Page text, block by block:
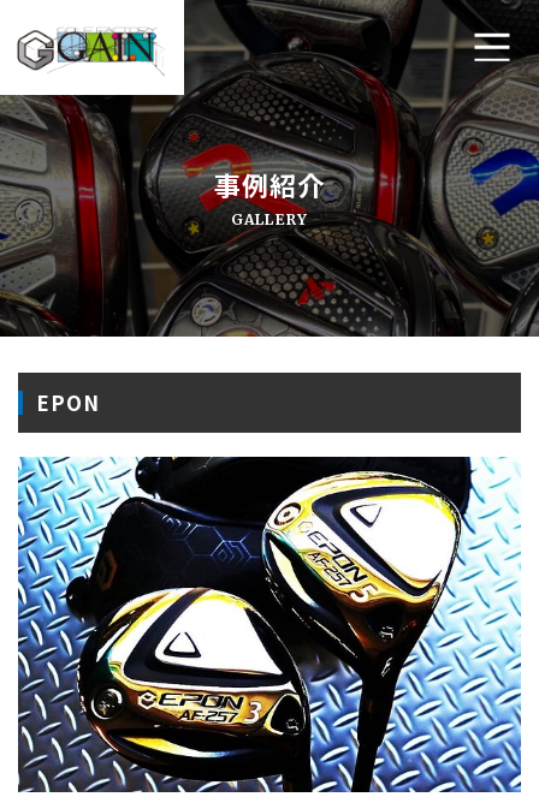
ホーム
ゴルフ工房ゲインについて
工房メニュー
アクセス・店舗案内
よくあるご質問
お問い合わせ
お知らせ
事例紹介
スタッフブログ
事例紹介
GALLERY
EPON